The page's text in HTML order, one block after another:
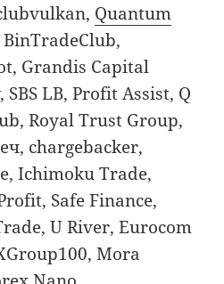
Quantum
Grandis Capital
LB, Profit Assist, Q
Royal Trust Group,
chargebacker,
Ichimoku Trade,
Safe Finance,
U River, Eurocom
Mora